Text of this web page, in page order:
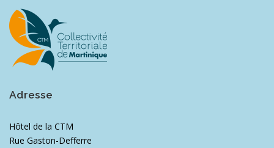
Adresse
Hôtel de la CTM
Rue Gaston-Defferre